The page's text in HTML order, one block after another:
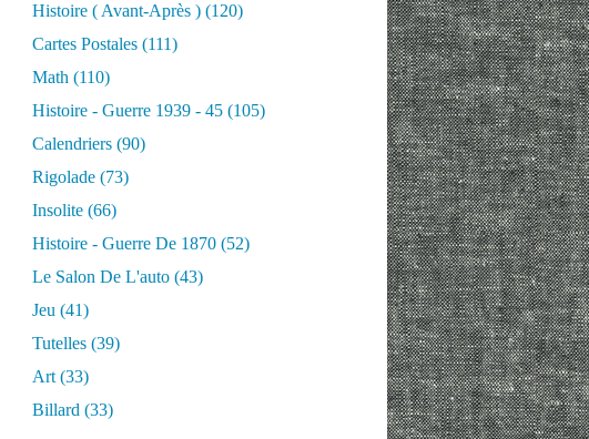
Histoire ( Avant-Après ) (120)
Cartes Postales (111)
Math (110)
Histoire - Guerre 1939 - 45 (105)
Calendriers (90)
Rigolade (73)
Insolite (66)
Histoire - Guerre De 1870 (52)
Le Salon De L'auto (43)
Jeu (41)
Tutelles (39)
Art (33)
Billard (33)